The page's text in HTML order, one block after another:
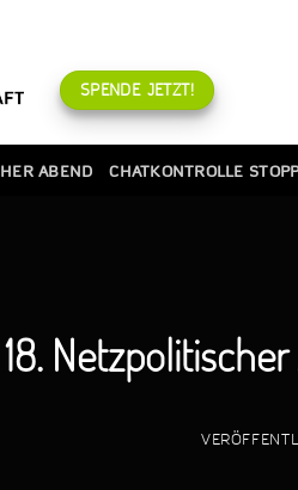
SPENDE JETZT!
ABEND CHATKONTROLLE